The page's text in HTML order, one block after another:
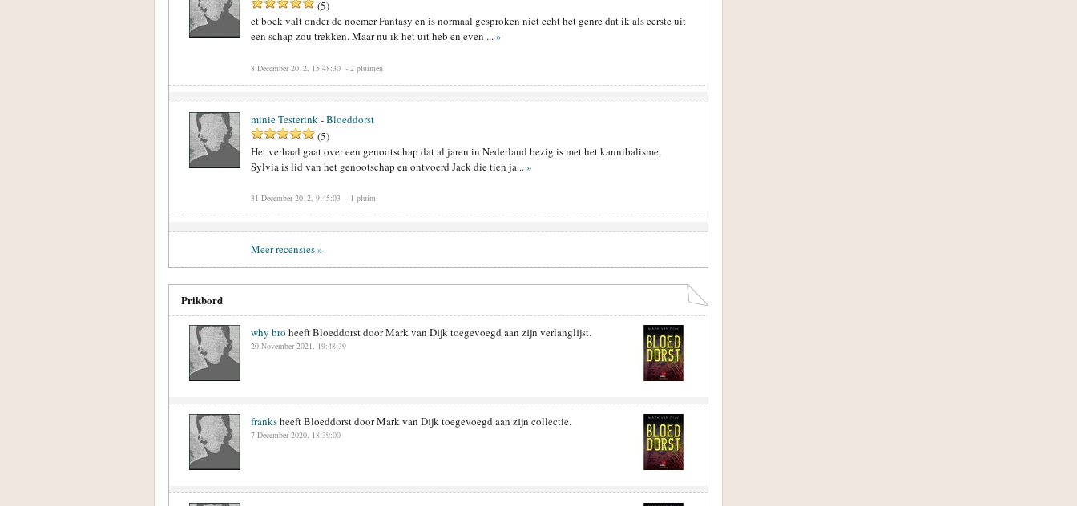
(5)
et boek valt onder de noemer Fantasy en is normaal gesproken niet echt het genre dat ik als eerste uit
een schap zou trekken. Maar nu ik het uit heb en even ...»
8 December 2012, 15:48:30 - 2 pluimen
minie Testerink -Bloeddorst
(5)
Het verhaal gaat over een genootschap dat al jaren in Nederland bezig is met het kannibalisme.
Sylvia is lid van het genootschap en ontvoerd Jack die tien ja... »
31 December 2012, 9:45:03 - 1 pluim
Meer recensies »
Prikbord
why bro heeft Bloeddorst door Mark van Dijk toegevoegd aan zijn verlanglijst.
20 November 2021, 19:48:39
franksheeft Bloeddorst door Mark van Dijk toegevoegd aan zijn collectie.
7 December 2020, 18:39:00